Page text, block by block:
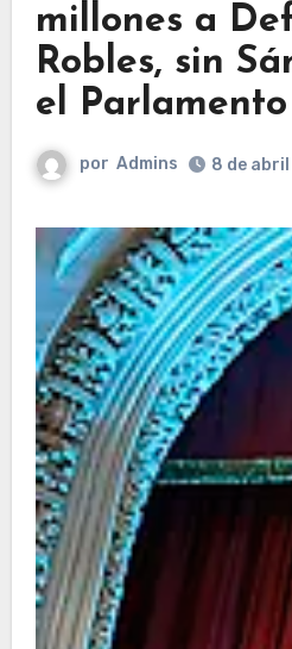
millones a
Robles, sin
el Parlamento
por Admins 8 de